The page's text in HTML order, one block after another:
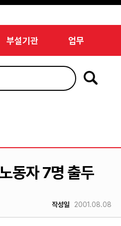
부설기관 업무
동자 7명 출두
작성일 2001.08.08